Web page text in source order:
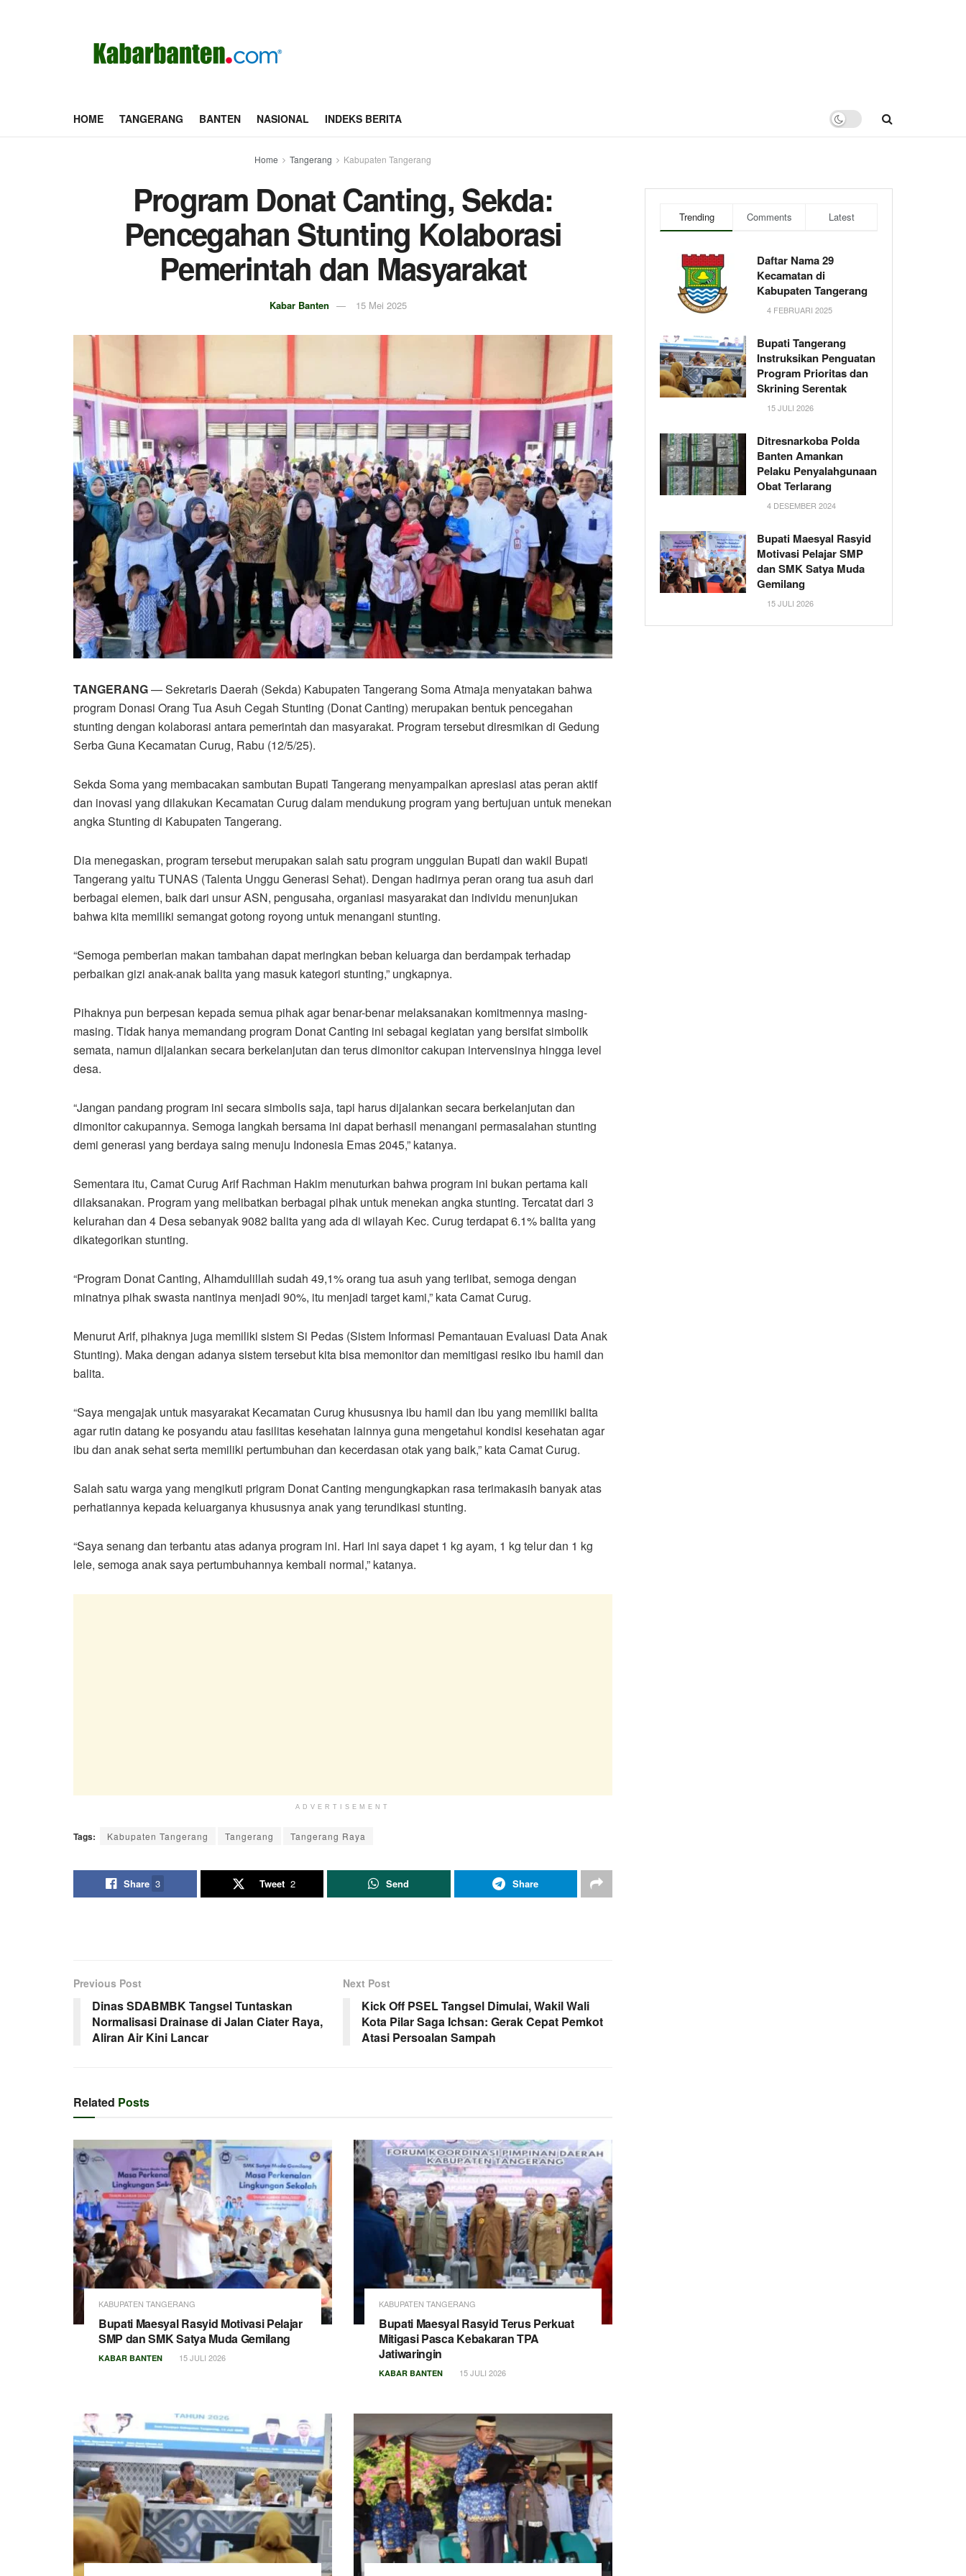
HOME TANGERANG BANTEN NASIONAL INDEKS BERITA
Home Tangerang Kabupaten Tangerang
Program Donat Canting, Sekda:
Pencegahan Stunting Kolaborasi
Pemerintah dan Masyarakat
Kabar Banten 15 Mei 2025
TANGERANG— Sekretaris Daerah (Sekda) Kabupaten Tangerang Soma Atmaja menyatakan bahwa
program Donasi Orang Tua Asuh Cegah Stunting (Donat Canting) merupakan bentuk pencegahan
stunting dengan kolaborasi antara pemerintah dan masyarakat. Program tersebut diresmikan di Gedung
Serba Guna Kecamatan Curug, Rabu (12/5/25).
Sekda Soma yang membacakan sambutan Bupati Tangerang menyampaikan apresiasi atas peran aktif
dan inovasi yang dilakukan Kecamatan Curug dalam mendukung program yang bertujuan untuk menekan
angka Stunting di Kabupaten Tangerang.
Dia menegaskan, program tersebut merupakan salah satu program unggulan Bupati dan wakil Bupati
Tangerang yaitu TUNAS (Talenta Unggu Generasi Sehat). Dengan hadirnya peran orang tua asuh dari
berbagai elemen, baik dari unsur ASN, pengusaha, organiasi masyarakat dan individu menunjukan
bahwa kita memiliki semangat gotong royong untuk menangani stunting.
“Semoga pemberian makan tambahan dapat meringkan beban keluarga dan berdampak terhadap
perbaikan gizi anak-anak balita yang masuk kategori stunting,” ungkapnya.
Pihaknya pun berpesan kepada semua pihak agar benar-benar melaksanakan komitmennya masing-
masing. Tidak hanya memandang program Donat Canting ini sebagai kegiatan yang bersifat simbolik
semata, namun dijalankan secara berkelanjutan dan terus dimonitor cakupan intervensinya hingga level
desa.
“Jangan pandang program ini secara simbolis saja, tapi harus dijalankan secara berkelanjutan dan
dimonitor cakupannya. Semoga langkah bersama ini dapat berhasil menangani permasalahan stunting
demi generasi yang berdaya saing menuju Indonesia Emas 2045,” katanya.
Sementara itu, Camat Curug Arif Rachman Hakim menuturkan bahwa program ini bukan pertama kali
dilaksanakan. Program yang melibatkan berbagai pihak untuk menekan angka stunting. Tercatat dari 3
kelurahan dan 4 Desa sebanyak 9082 balita yang ada di wilayah Kec. Curug terdapat 6.1% balita yang
dikategorikan stunting.
“Program Donat Canting, Alhamdulillah sudah 49,1% orang tua asuh yang terlibat, semoga dengan
minatnya pihak swasta nantinya menjadi 90%, itu menjadi target kami,” kata Camat Curug.
Menurut Arif, pihaknya juga memiliki sistem Si Pedas (Sistem Informasi Pemantauan Evaluasi Data Anak
Stunting). Maka dengan adanya sistem tersebut kita bisa memonitor dan memitigasi resiko ibu hamil dan
balita.
“Saya mengajak untuk masyarakat Kecamatan Curug khususnya ibu hamil dan ibu yang memiliki balita
agar rutin datang ke posyandu atau fasilitas kesehatan lainnya guna mengetahui kondisi kesehatan agar
ibu dan anak sehat serta memiliki pertumbuhan dan kecerdasan otak yang baik,” kata Camat Curug.
Salah satu warga yang mengikuti prigram Donat Canting mengungkapkan rasa terimakasih banyak atas
perhatiannya kepada keluarganya khususnya anak yang terundikasi stunting.
“Saya senang dan terbantu atas adanya program ini. Hari ini saya dapet 1 kg ayam, 1 kg telur dan 1 kg
lele, semoga anak saya pertumbuhannya kembali normal,” katanya.
ADVERTISEMENT
Tags: Kabupaten Tangerang Tangerang Tangerang Raya
Share 3 Tweet 2 Send Share
Previous Post
Dinas SDABMBK Tangsel Tuntaskan
Normalisasi Drainase di Jalan Ciater Raya,
Aliran Air Kini Lancar
Next Post
Kick Off PSEL Tangsel Dimulai, Wakil Wali
Kota Pilar Saga Ichsan: Gerak Cepat Pemkot
Atasi Persoalan Sampah
Related Posts
KABUPATEN TANGERANG
Bupati Maesyal Rasyid Motivasi Pelajar
SMP dan SMK Satya Muda Gemilang
KABAR BANTEN 15 JULI 2026
KABUPATEN TANGERANG
Bupati Maesyal Rasyid Terus Perkuat
Mitigasi Pasca Kebakaran TPA
Jatiwaringin
KABAR BANTEN 15 JULI 2026
Trending Comments Latest
Daftar Nama 29
Kecamatan di
Kabupaten Tangerang
4 FEBRUARI 2025
Bupati Tangerang
Instruksikan Penguatan
Program Prioritas dan
Skrining Serentak
15 JULI 2026
Ditresnarkoba Polda
Banten Amankan
Pelaku Penyalahgunaan
Obat Terlarang
4 DESEMBER 2024
Bupati Maesyal Rasyid
Motivasi Pelajar SMP
dan SMK Satya Muda
Gemilang
15 JULI 2026